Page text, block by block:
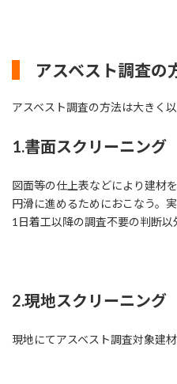
アスベスト調査の
アスベスト調査の方法は大きく
1.書面スクリーニング
図面等の仕上表などにより建材
円滑に進めるためにおこなう。
1日着工以降の調査不要の判断以
2.現地スクリーニング
現地にてアスベスト調査対象建